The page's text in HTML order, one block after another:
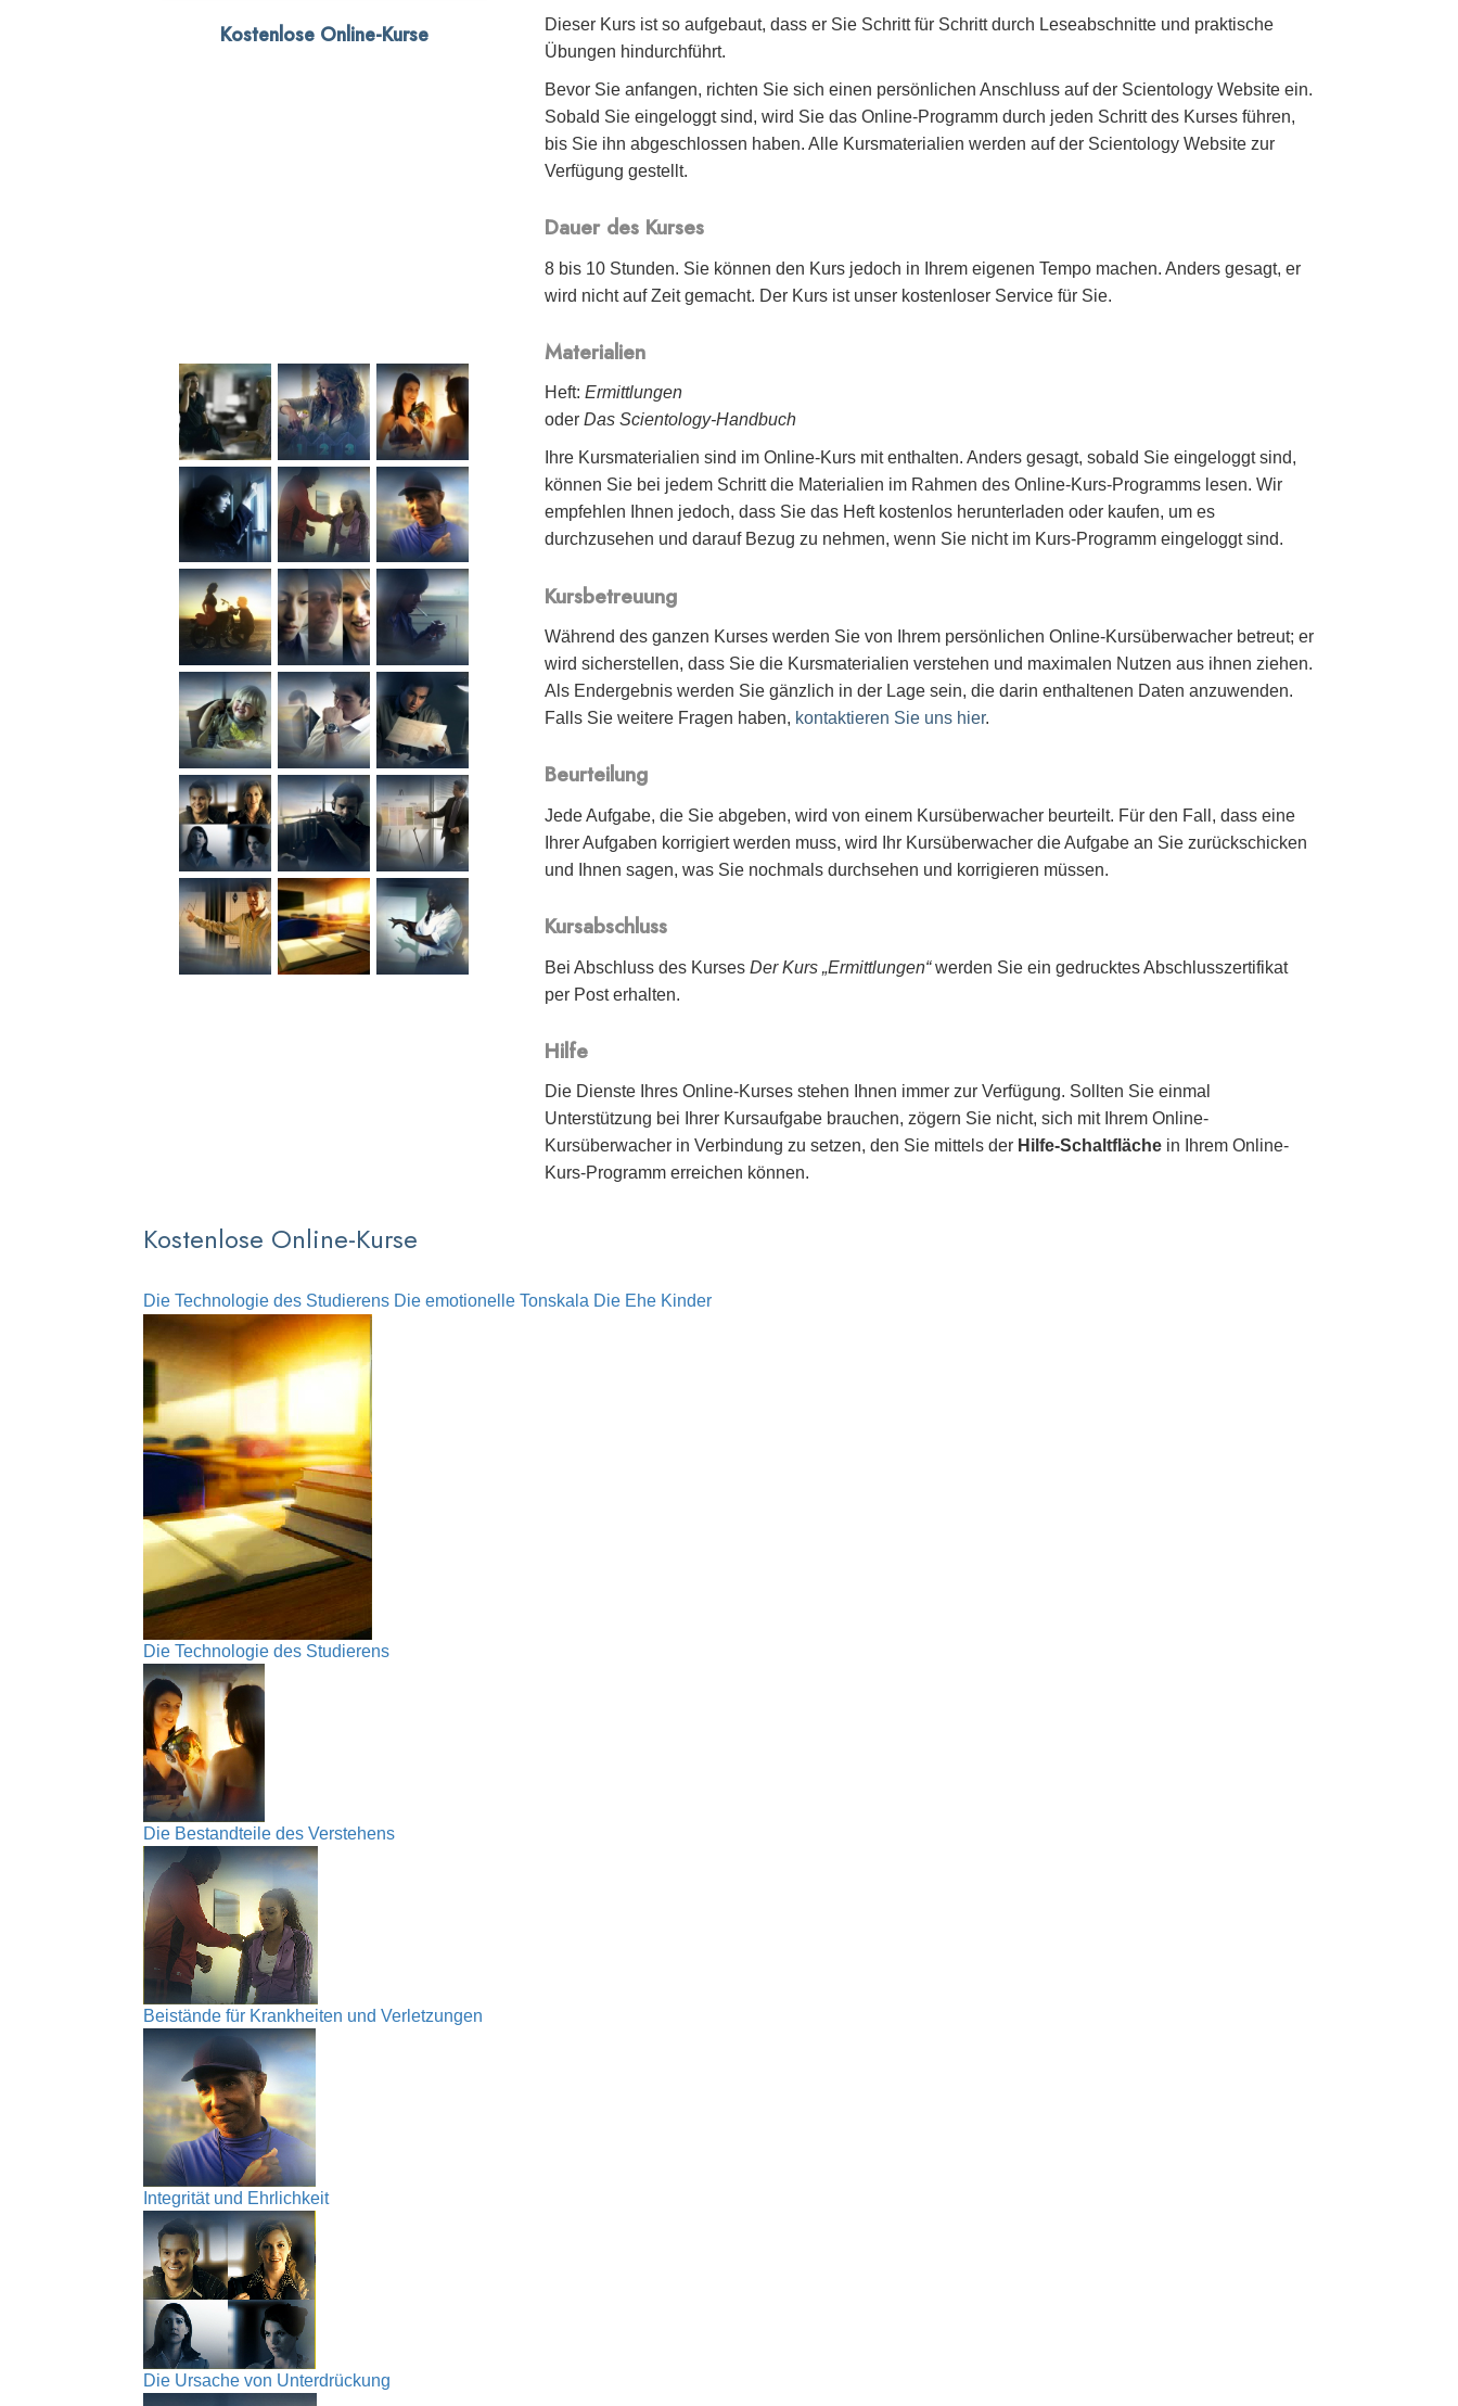
Dieser Kurs ist so aufgebaut, dass er Sie Schritt für Schritt durch Leseabschnitte und praktische
Übungen hindurchführt.
Bevor Sie anfangen, richten Sie sich einen persönlichen Anschluss auf der Scientology Website ein.
Sobald Sie eingeloggt sind, wird Sie das Online-Programm durch jeden Schritt des Kurses führen,
bis Sie ihn abgeschlossen haben. Alle Kursmaterialien werden auf der Scientology Website zur
Verfügung gestellt.
Dauer des Kurses
8 bis 10 Stunden. Sie können den Kurs jedoch in Ihrem eigenen Tempo machen. Anders gesagt, er
wird nicht auf Zeit gemacht. Der Kurs ist unser kostenloser Service für Sie.
Materialien
Heft:Ermittlungen
oderDas Scientology-Handbuch
Ihre Kursmaterialien sind im Online-Kurs mit enthalten. Anders gesagt, sobald Sie eingeloggt sind,
können Sie bei jedem Schritt die Materialien im Rahmen des Online-Kurs-Programms lesen. Wir
empfehlen Ihnen jedoch, dass Sie das Heft kostenlos herunterladen oder kaufen, um es
durchzusehen und darauf Bezug zu nehmen, wenn Sie nicht im Kurs-Programm eingeloggt sind.
Kursbetreuung
Während des ganzen Kurses werden Sie von Ihrem persönlichen Online-Kursüberwacher betreut; er
wird sicherstellen, dass Sie die Kursmaterialien verstehen und maximalen Nutzen aus ihnen ziehen.
Als Endergebnis werden Sie gänzlich in der Lage sein, die darin enthaltenen Daten anzuwenden.
Falls Sie weitere Fragen haben, kontaktieren Sie uns hier.
Beurteilung
Jede Aufgabe, die Sie abgeben, wird von einem Kursüberwacher beurteilt. Für den Fall, dass eine
Ihrer Aufgaben korrigiert werden muss, wird Ihr Kursüberwacher die Aufgabe an Sie zurückschicken
und Ihnen sagen, was Sie nochmals durchsehen und korrigieren müssen.
Kursabschluss
Bei Abschluss des KursesDer Kurs „Ermittlungen“werden Sieein gedrucktes Abschlusszertifikat
per Post erhalten.
Hilfe
Die Dienste Ihres Online-Kurses stehen Ihnen immer zur Verfügung. Sollten Sie einmal
Unterstützung bei Ihrer Kursaufgabe brauchen, zögern Sie nicht, sich mit Ihrem Online-
Kursüberwacher in Verbindung zu setzen, den Sie mittels der Hilfe-Schaltfläche in Ihrem Online-
Kurs-Programm erreichen können.
Kostenlose Online-Kurse
Kostenlose Online-Kurse
Die Technologie des Studierens Die emotionelle Tonskala Die Ehe Kinder
Die Technologie des Studierens
Die Bestandteile des Verstehens
Beistände für Krankheiten und Verletzungen
Integrität und Ehrlichkeit
Die Ursache von Unterdrückung